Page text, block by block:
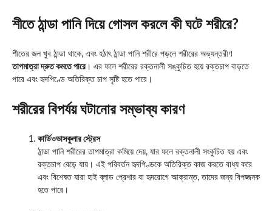
শীতে ঠান্ডা পানি দিয়ে গোসল করলে কী ঘটে শরীরে?
শীতের জল খুব ঠান্ডা থাকে, এবং হঠাৎ ঠান্ডা পানি শরীরে পড়লে শরীরের অভ্যন্তরীণ
তাপমাত্রা দ্রুত কমতে পারে । এর ফলে শরীরের রক্তনালী সঙ্কুচিত হয়ে রক্তচাপ বাড়তে
পারে এবং হৃদপিণ্ডে অতিরিক্ত চাপ সৃষ্টি হতে পারে।
শরীরের বিপর্যয় ঘটানোর সম্ভাব্য কারণ
কার্ডিওভাসকুলার স্ট্রেস
ঠান্ডা পানি শরীরের তাপমাত্রা কমিয়ে দেয়, যার ফলে রক্তনালী সংকুচিত হয় এবং
রক্তচাপ বেড়ে যায়। এই পরিবর্তন হৃদপিণ্ডকে অতিরিক্ত কাজ করতে বাধ্য করে
এবং বিশেষত যারা হাই ব্লাড প্রেশার বা হৃদরোগে আক্রান্ত, তাদের জন্য বিপজ্জনক
হতে পারে।